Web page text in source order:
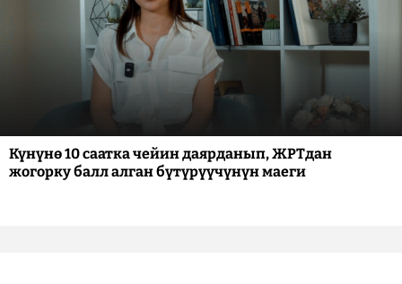
Күнүнө 10 саатка чейин даярданып, ЖРТдан
жогорку балл алган бүтүрүүчүнүн маеги